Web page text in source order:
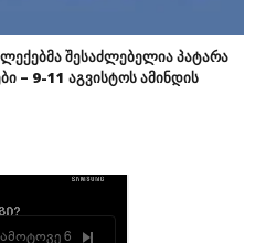
შესაძლებელია პატარა
– 9-11 აგვისტოს ამინდის